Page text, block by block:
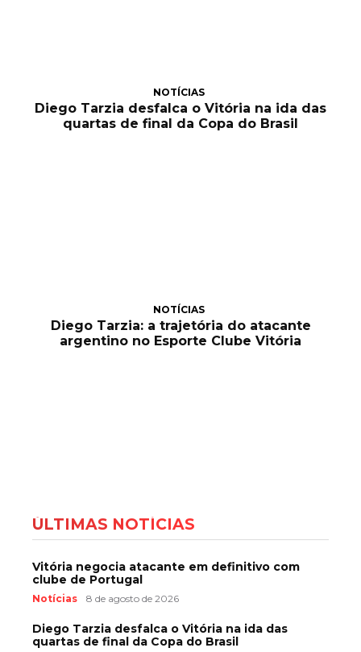
NOTÍCIAS
Diego Tarzia desfalca o Vitória na ida das
quartas de final da Copa do Brasil
NOTÍCIAS
Diego Tarzia: a trajetória do atacante
argentino no Esporte Clube Vitória
ÚLTIMAS NOTÍCIAS
Vitória negocia atacante em definitivo com
clube de Portugal
Notícias 8 de agosto de 2026
Diego Tarzia desfalca o Vitória na ida das
quartas de final da Copa do Brasil